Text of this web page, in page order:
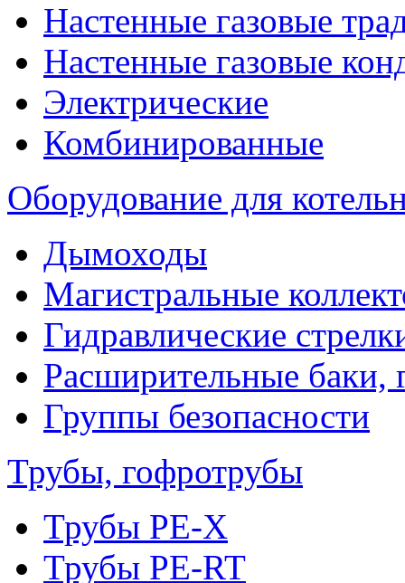
Настенные газовые
Настенные газовые
Электрические
Комбинированные
Оборудование для
Дымоходы
Магистральные
Гидравлические
Расширительные баки,
Группы безопасности
Трубы, гофротрубы
Трубы PE-X
Трубы PE-RT